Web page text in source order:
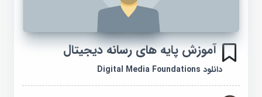
آموزش پایه های رسانه دیجیتال
دانلود Digital Media Foundations